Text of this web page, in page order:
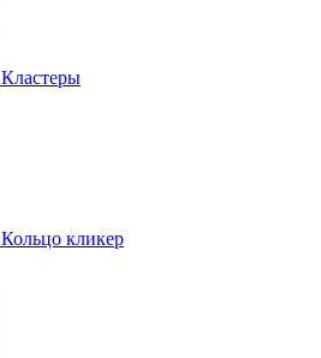
Кластеры
Кольцо кликер